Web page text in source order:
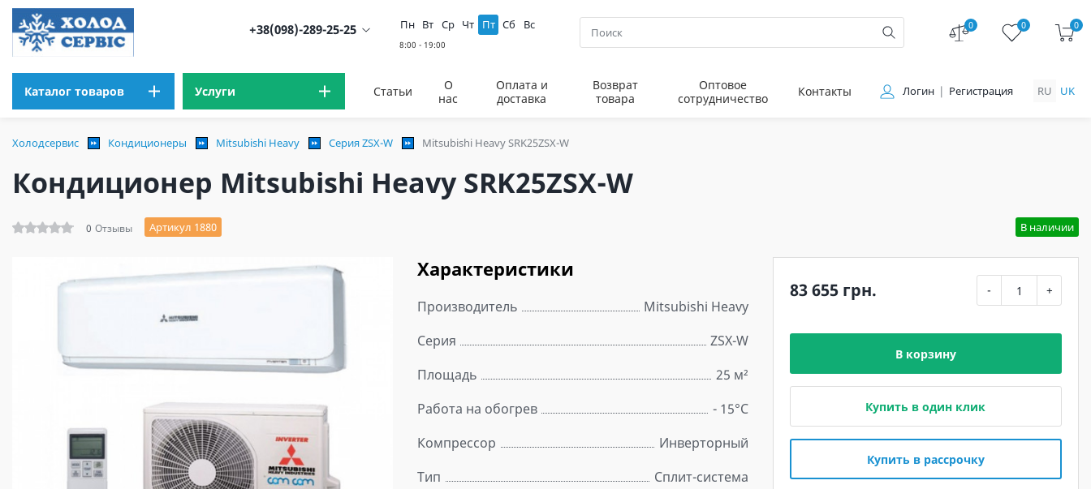
+38(098)-289-25-25 Пн Вт Ср Чт Пт Сб Вс 0 0 0
Каталог товаров Услуги Статьи
О
нас
Оплата и
доставка
Возврат
товара
Оптовое
сотрудничество
Контакты Логин Регистрация RU UK
Холодсервис Кондиционеры Mitsubishi Heavy Серия ZSX-W Mitsubishi Heavy SRK25ZSX-W
Кондиционер Mitsubishi Heavy SRK25ZSX-W
0 Отзывы Артикул 1880 В наличии
Характеристики
Производитель
Mitsubishi Heavy
Серия
ZSX-W
Площадь
25 м²
Работа на обогрев
- 15°С
Компрессор
Инверторный
Тип
Сплит-система
83 655 грн. - +
В корзину
Купить в один клик
Купить в рассрочку